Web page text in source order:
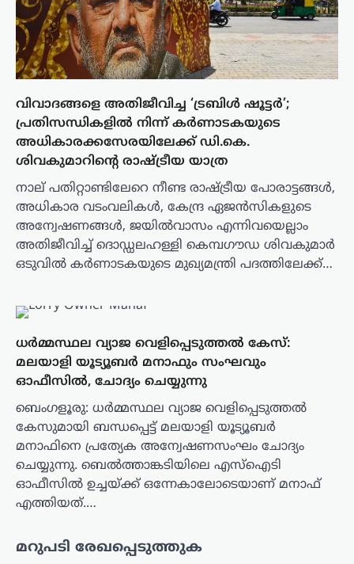
വിവാദങ്ങളെ അതിജീവിച്ച ‘ട്രബിൾ ഷൂട്ടർ’;
പ്രതിസന്ധികളിൽ നിന്ന് കർണാടകയുടെ
അധികാരക്കസേരയിലേക്ക് ഡി.കെ.
ശിവകുമാറിന്റെ രാഷ്ട്രീയ യാത്ര
നാല് പതിറ്റാണ്ടിലേറെ നീണ്ട രാഷ്ട്രീയ പോരാട്ടങ്ങൾ,
അധികാര വടംവലികൾ, കേന്ദ്ര ഏജൻസികളുടെ
അന്വേഷണങ്ങൾ, ജയിൽവാസം എന്നിവയെല്ലാം
അതിജീവിച്ച് ദൊഡ്ഡലഹള്ളി കെമ്പഗൗഡ ശിവകുമാർ
ഒടുവിൽ കർണാടകയുടെ മുഖ്യമന്ത്രി പദത്തിലേക്ക്…
ധർമ്മസ്ഥല വ്യാജ വെളിപ്പെടുത്തൽ കേസ്:
മലയാളി യൂട്യൂബർ മനാഫും സംഘവും
ഓഫീസിൽ, ചോദ്യം ചെയ്യുന്നു
ബെം​ഗളൂരു: ധർമ്മസ്ഥല വ്യാജ വെളിപ്പെടുത്തൽ
കേസുമായി ബന്ധപ്പെട്ട് മലയാളി യൂട്യൂബർ
മനാഫിനെ പ്രത്യേക അന്വേഷണസംഘം ചോദ്യം
ചെയ്യുന്നു. ബെൽത്താങ്കടിയിലെ എസ്ഐടി
ഓഫീസിൽ ഉച്ചയ്ക്ക് ഒന്നേകാലോടെയാണ് മനാഫ്
എത്തിയത്.…
മറുപടി രേഖപ്പെടുത്തുക